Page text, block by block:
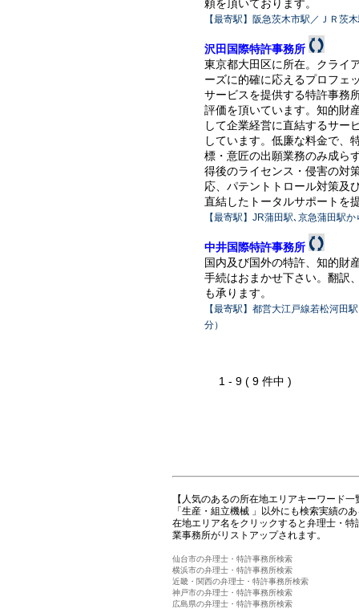
頼を頂いております。
【最寄駅】阪急茨木市駅／ＪＲ茨
沢田国際特許事務所
東京都大田区に所在。クライ
ーズに的確に応えるプロフェ
サービスを提供する特許事務
評価を頂いています。知的財
して企業経営に直結するサー
しています。低廉な料金で、
標・意匠の出願業務のみ成ら
得後のライセンス・侵害の対
応、パテントトロール対策及
直結したトータルサポートを
【最寄駅】JR蒲田駅､京急蒲田駅
中井国際特許事務所
国内及び国外の特許、知的財
手続はおまかせ下さい。翻訳
も承ります。
【最寄駅】都営大江戸線若松河田
分）
1 - 9 ( 9 件中 )
【人気のあるの所在地エリアキーワード一
「生産・組立機械 」以外にも検索実績の
在地エリア名をクリックすると弁理士・
業事務所がリストアップされます。
仙台市の弁理士・特許事務所検索
横浜市の弁理士・特許事務所検索
近畿・関西の弁理士・特許事務所検索
神戸市の弁理士・特許事務所検索
広島県の弁理士・特許事務所検索